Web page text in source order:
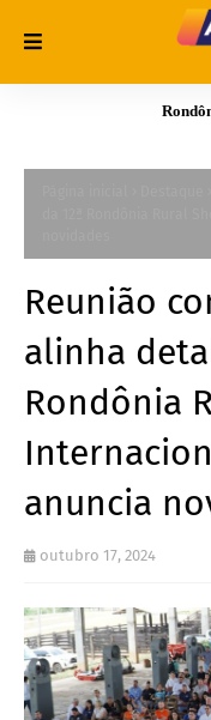
Reunião
alinha
Rondônia
anuncia
outubro 17, 2024